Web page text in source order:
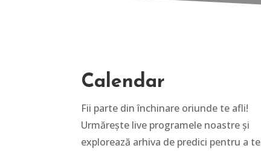
Calendar
Fii parte din închinare oriunde te afli!
Urmărește live programele noastre și
explorează arhiva de predici pentru a te